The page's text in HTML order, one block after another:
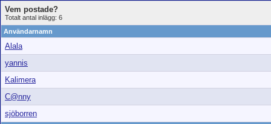
Vem postade?
Totalt antal inlägg: 6
Användarnamn
Alala
yannis
Kalimera
C@nny
sjöborren